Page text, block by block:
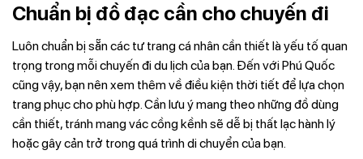
Chuẩn bị đồ đạc cần cho chuyến đi
Luôn chuẩn bị sẵn các tư trang cá nhân cần thiết là yếu tố quan
trọng trong mỗi chuyến đi du lịch của bạn. Đến với Phú Quốc
cũng vậy, bạn nên xem thêm về điều kiện thời tiết để lựa chọn
trang phục cho phù hợp. Cần lưu ý mang theo những đồ dùng
cần thiết, tránh mang vác cồng kềnh sẽ dễ bị thất lạc hành lý
hoặc gây cản trở trong quá trình di chuyển của bạn.